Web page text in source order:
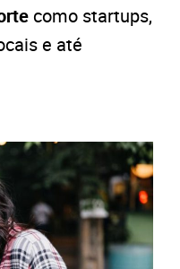
como startups,
e até